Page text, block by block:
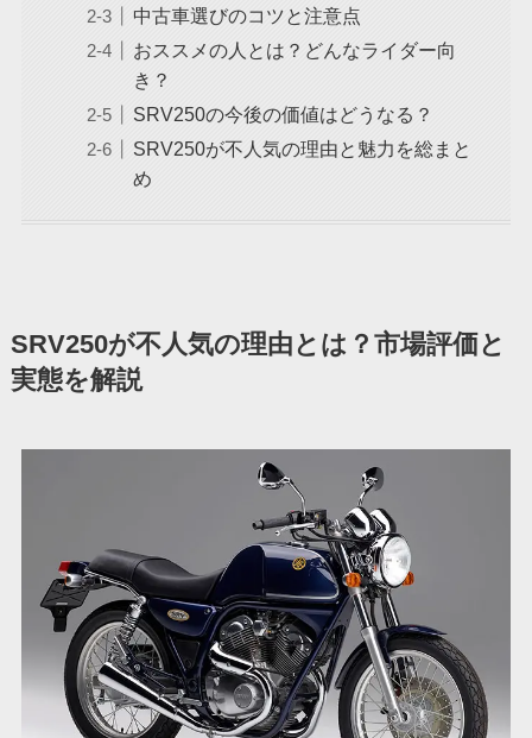
中古車選びのコツと注意点
おススメの人とは？どんなライダー向
き？
SRV250の今後の価値はどうなる？
SRV250が不人気の理由と魅力を総まと
め
SRV250が不人気の理由とは？市場評価と
実態を解説